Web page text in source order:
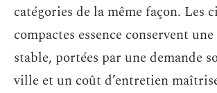
catégories de la même façon. Les
compactes essence conservent
stable, portées par une demande
ville et un coût d’entretien